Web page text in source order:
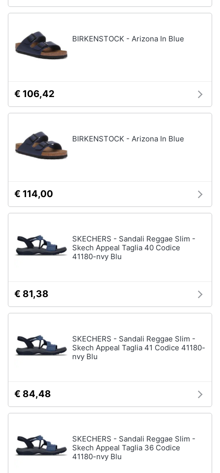
BIRKENSTOCK - Arizona In Blue
€ 106,42
BIRKENSTOCK - Arizona In Blue
€ 114,00
SKECHERS - Sandali Reggae Slim -
Skech Appeal Taglia 40 Codice
41180-nvy Blu
€ 81,38
SKECHERS - Sandali Reggae Slim -
Skech Appeal Taglia 41 Codice 41180-
nvy Blu
€ 84,48
SKECHERS - Sandali Reggae Slim -
Skech Appeal Taglia 36 Codice
41180-nvy Blu